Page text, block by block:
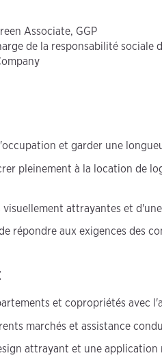
Associate, GGP
de la responsabilité sociale
et garder une
pleinement à la location de
attrayantes et
répondre aux exigences des
et copropriétés avec
marchés et assistance
attrayant et une